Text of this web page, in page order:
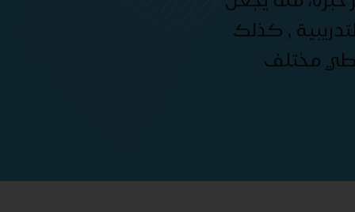
, كذلك
مختلف